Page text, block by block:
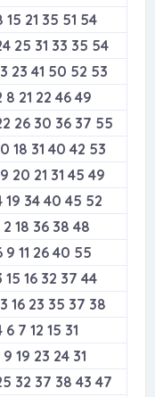
15 21 35 51 54
25 31 33 35 54
23 41 50 52 53
8 21 22 46 49
26 30 36 37 55
18 31 40 42 53
20 21 31 45 49
19 34 40 45 52
2 18 36 38 48
9 11 26 40 55
15 16 32 37 44
16 23 35 37 38
6 7 12 15 31
9 19 23 24 31
32 37 38 43 47